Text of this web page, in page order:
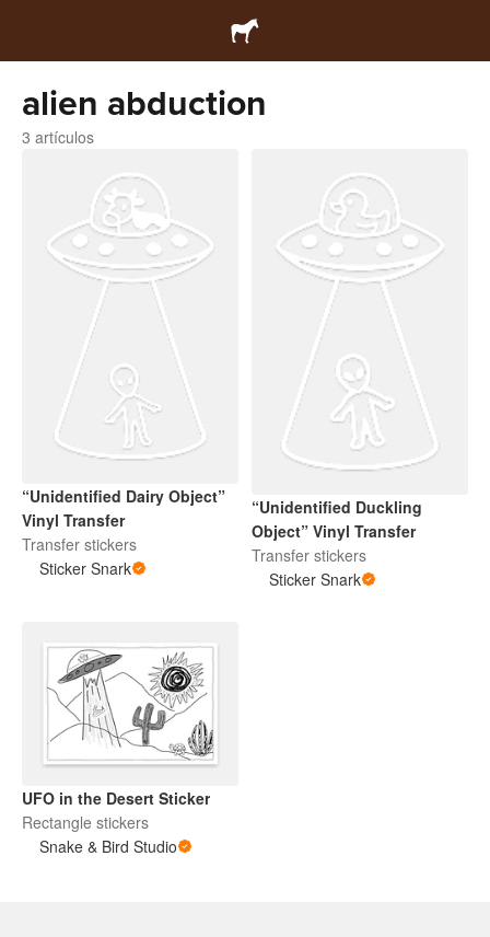
alien abduction
3 artículos
“Unidentified Dairy Object”
Vinyl Transfer
Transfer stickers
Sticker Snark
“Unidentified Duckling
Object” Vinyl Transfer
Transfer stickers
Sticker Snark
UFO in the Desert Sticker
Rectangle stickers
Snake & Bird Studio